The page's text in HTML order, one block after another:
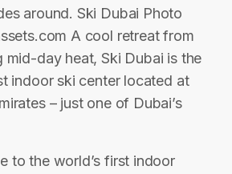
around. Ski Dubai Photo
A cool retreat from
mid-day heat, Ski Dubai is the
indoor ski center located at
– just one of Dubai’s
to the world’s first indoor